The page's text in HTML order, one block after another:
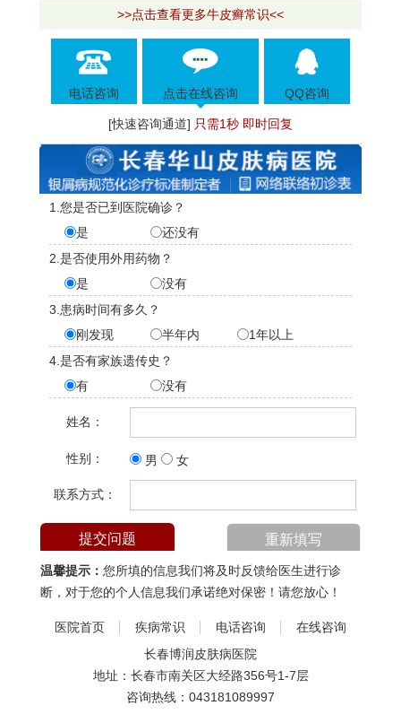
>>点击查看更多牛皮癣常识<<
电话咨询 点击在线咨询 QQ咨询
[快速咨询通道] 只需1秒 即时回复
1.您是否已到医院确诊？
是
还没有
2.是否使用外用药物？
是
没有
3.患病时间有多久？
刚发现
半年内
1年以上
4.是否有家族遗传史？
有
没有
姓名：
性别： 男 女
联系方式：
温馨提示： 您所填的信息我们将及时反馈给医生进行诊
断，对于您的个人信息我们承诺绝对保密！请您放心！
医院首页 疾病常识 电话咨询
在线咨询
长春博润皮肤病医院
地址：长春市南关区大经路356号1-7层
咨询热线： 043181089997